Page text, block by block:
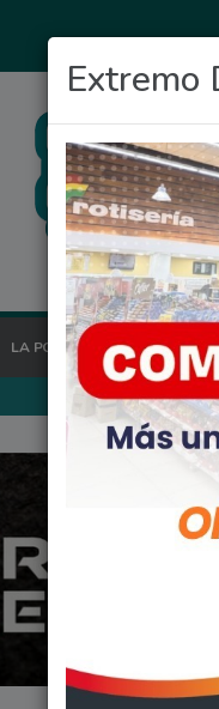
LA POSTA HOY OCIO
Extremo